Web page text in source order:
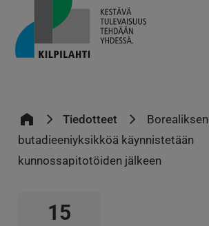
Tiedotteet
Borealiksen
butadieeniyksikköä käynnistetään
kunnossapitotöiden jälkeen
15